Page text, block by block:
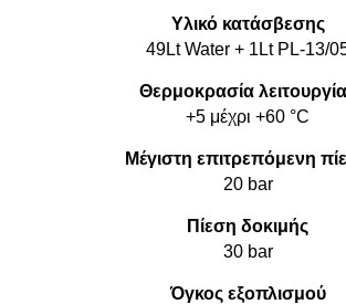
Υλικό κατάσβεσης
49Lt Water + 1Lt PL-13/
Θερμοκρασία
+5 μέχρι +60 °C
Μέγιστη επιτρεπόμενη
20 bar
Πίεση δοκιμής
30 bar
Όγκος εξοπλισμού